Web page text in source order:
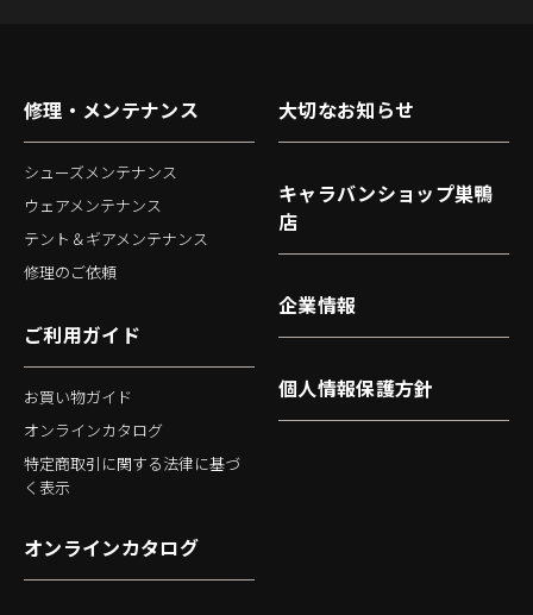
修理・メンテナンス
シューズメンテナンス
ウェアメンテナンス
テント＆ギアメンテナンス
修理のご依頼
ご利用ガイド
お買い物ガイド
オンラインカタログ
特定商取引に関する法律に基づ
く表示
大切なお知らせ
キャラバンショップ巣鴨
店
企業情報
個人情報保護方針
オンラインカタログ